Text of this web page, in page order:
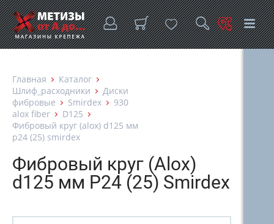
Главная
Каталог
Шлиф_расходники
Диски
фибровые
Smirdex
930
alox fiber
D125
Фибровый круг (alox) d125 мм
p24 (25) smirdex
Фибровый круг (Alox)
d125 мм P24 (25) Smirdex